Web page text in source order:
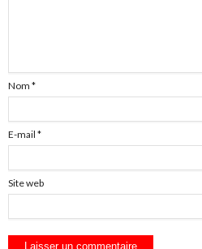
Nom *
E-mail *
Site web